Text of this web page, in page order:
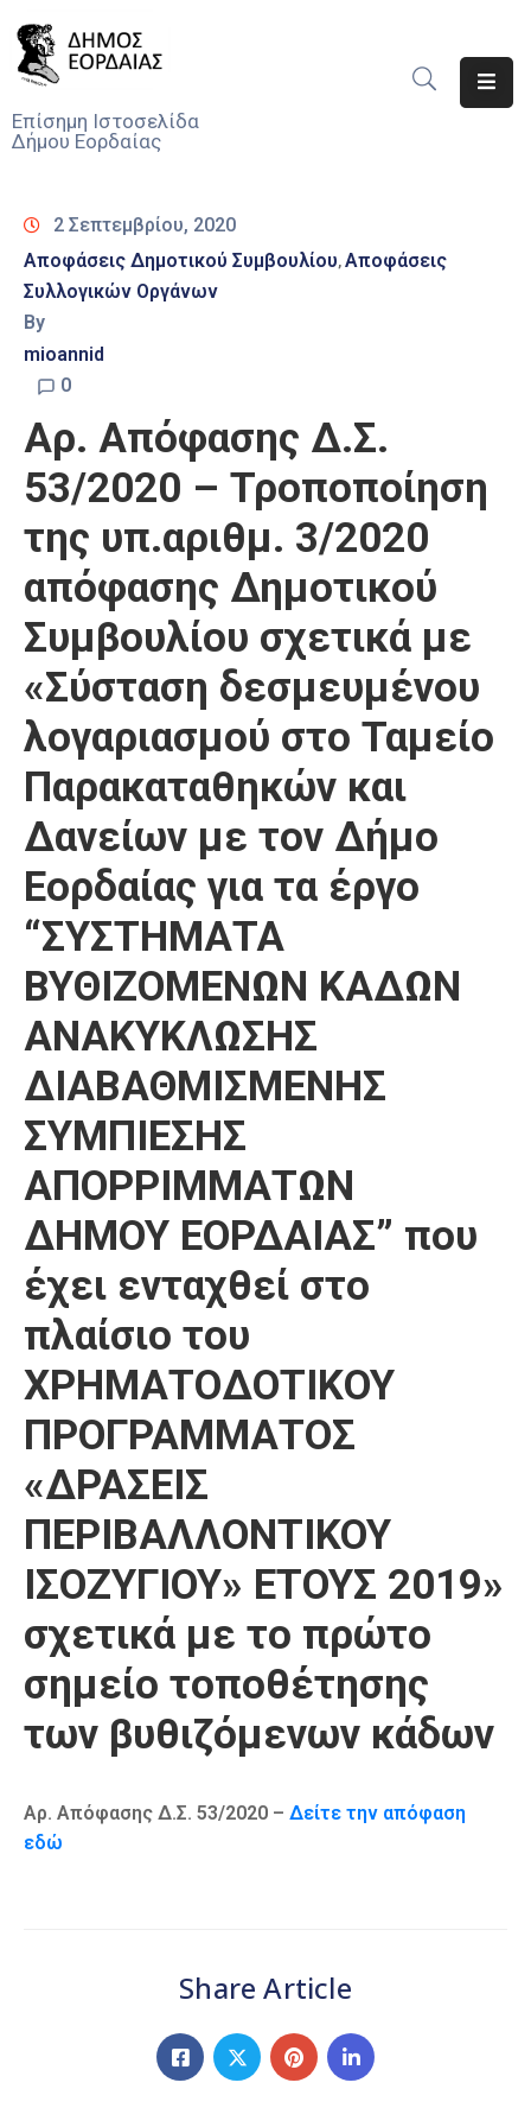
Επίσημη Ιστοσελίδα
Δήμου Εορδαίας
Νέα
Υπηρεσίες
Του
Δήμου
Αποφάσεις
Τηλέφωνα
Καιρός
2 Σεπτεμβρίου, 2020
Αποφάσεις Δημοτικού Συμβουλίου‚Αποφάσεις
Συλλογικών Οργάνων
By
mioannid
0
Αρ. Απόφασης Δ.Σ.
53/2020 – Τροποποίηση
της υπ.αριθμ. 3/2020
απόφασης Δημοτικού
Συμβουλίου σχετικά με
«Σύσταση δεσμευμένου
λογαριασμού στο Ταμείο
Παρακαταθηκών και
Δανείων με τον Δήμο
Εορδαίας για τα έργο
“ΣΥΣΤΗΜΑΤΑ
ΒΥΘΙΖΟΜΕΝΩΝ ΚΑΔΩΝ
ΑΝΑΚΥΚΛΩΣΗΣ
ΔΙΑΒΑΘΜΙΣΜΕΝΗΣ
ΣΥΜΠΙΕΣΗΣ
ΑΠΟΡΡΙΜΜΑΤΩΝ
ΔΗΜΟΥ ΕΟΡΔΑΙΑΣ” που
έχει ενταχθεί στο
πλαίσιο του
ΧΡΗΜΑΤΟΔΟΤΙΚOY
ΠΡΟΓΡΑΜΜΑΤOΣ
«ΔΡΑΣΕΙΣ
ΠΕΡΙΒΑΛΛΟΝΤΙΚΟΥ
ΙΣΟΖΥΓΙΟΥ» ΕΤΟΥΣ 2019»
σχετικά με το πρώτο
σημείο τοποθέτησης
των βυθιζόμενων κάδων
Αρ. Απόφασης Δ.Σ. 53/2020 – Δείτε την απόφαση
εδώ
Share Article